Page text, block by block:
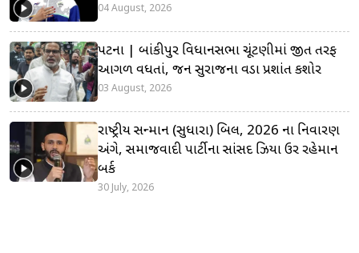
04 August, 2026
પટના | બાંકીપુર વિધાનસભા ચૂંટણીમાં જીત તરફ
આગળ વધતાં, જન સુરાજના વડા પ્રશાંત કિશોર
03 August, 2026
રાષ્ટ્રીય સન્માન (સુધારા) બિલ, 2026 ના નિવારણ
અંગે, સમાજવાદી પાર્ટીના સાંસદ ઝિયા ઉર રહેમાન
બર્ક
30 July, 2026